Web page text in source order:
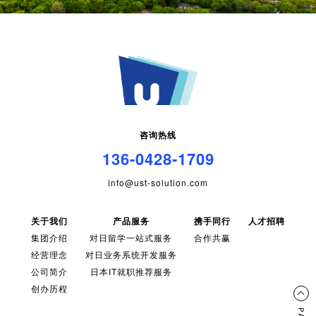
咨询热线
136-0428-1709
info@ust-solution.com
关于我们
集团介绍
经营理念
公司简介
创办历程
产品服务
对日留学一站式服务
对日业务系统开发服务
日本IT就职推荐服务
携手同行
合作共赢
人才招聘